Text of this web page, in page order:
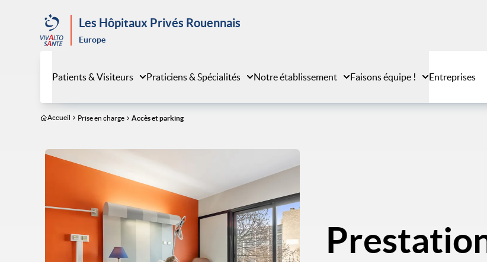
Les Hôpitaux Privés Rouennais
Europe
Patients & Visiteurs Praticiens & Spécialités Notre établissement Faisons équipe ! Entreprises
Accueil Prise en charge Accès et parking
Image